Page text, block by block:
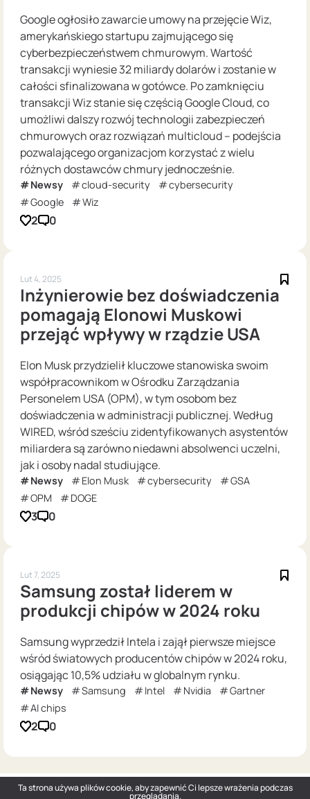
Google ogłosiło zawarcie umowy na przejęcie Wiz,
amerykańskiego startupu zajmującego się
cyberbezpieczeństwem chmurowym. Wartość
transakcji wyniesie 32 miliardy dolarów i zostanie w
całości sfinalizowana w gotówce. Po zamknięciu
transakcji Wiz stanie się częścią Google Cloud, co
umożliwi dalszy rozwój technologii zabezpieczeń
chmurowych oraz rozwiązań multicloud – podejścia
pozwalającego organizacjom korzystać z wielu
różnych dostawców chmury jednocześnie.
Newsy cloud-security
cybersecurity
Google
Wiz
2 0
Lut 4, 2025
Inżynierowie bez doświadczenia
pomagają Elonowi Muskowi
przejąć wpływy w rządzie USA
Elon Musk przydzielił kluczowe stanowiska swoim
współpracownikom w Ośrodku Zarządzania
Personelem USA (OPM), w tym osobom bez
doświadczenia w administracji publicznej. Według
WIRED, wśród sześciu zidentyfikowanych asystentów
miliardera są zarówno niedawni absolwenci uczelni,
jak i osoby nadal studiujące.
Newsy Elon Musk cybersecurity
GSA
OPM
DOGE
3 0
Lut 7, 2025
Samsung został liderem w
produkcji chipów w 2024 roku
Samsung wyprzedził Intela i zajął pierwsze miejsce
wśród światowych producentów chipów w 2024 roku,
osiągając 10,5% udziału w globalnym rynku.
Newsy Samsung Intel Nvidia
Gartner
AI chips
2 0
Ta strona używa plików cookie, aby zapewnić Ci lepsze wrażenia podczas
przeglądania.